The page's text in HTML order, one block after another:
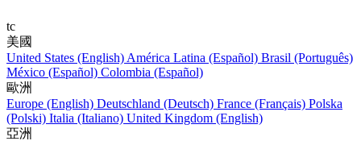
tc
美國
United States (English) América Latina (Español) Brasil (Português)
México (Español) Colombia (Español)
歐洲
Europe (English) Deutschland (Deutsch) France (Français) Polska
(Polski) Italia (Italiano) United Kingdom (English)
亞洲